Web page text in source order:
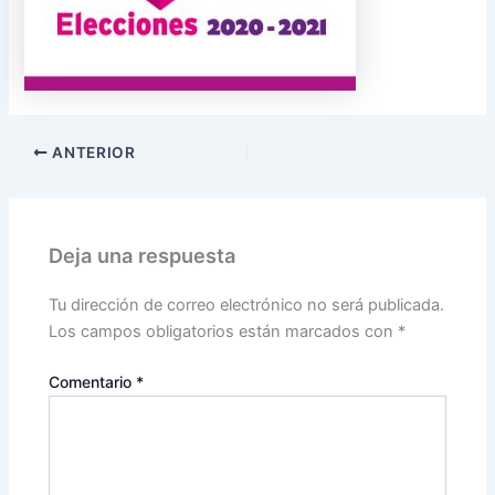
ANTERIOR
Deja una respuesta
Tu dirección de correo electrónico no será publicada.
Los campos obligatorios están marcados con *
Comentario *